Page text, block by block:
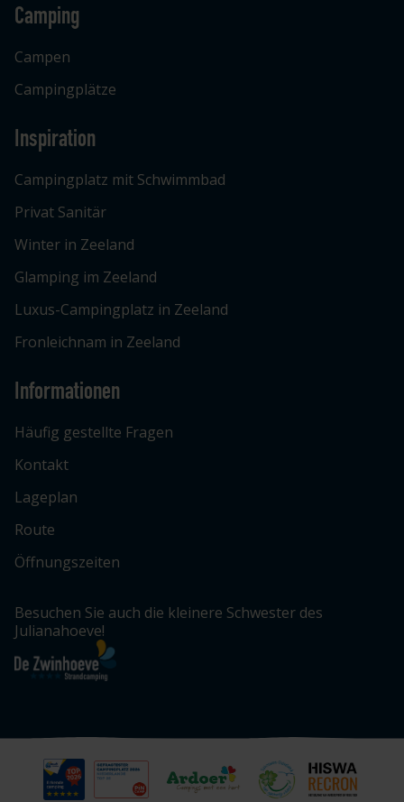
Camping
Campen
Campingplätze
Inspiration
Campingplatz mit Schwimmbad
Privat Sanitär
Winter in Zeeland
Glamping im Zeeland
Luxus-Campingplatz in Zeeland
Fronleichnam in Zeeland
Informationen
Häufig gestellte Fragen
Kontakt
Lageplan
Route
Öffnungszeiten
Besuchen Sie auch die kleinere Schwester des
Julianahoeve!